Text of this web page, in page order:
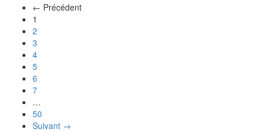
← Précédent
1
2
3
4
5
6
7
…
50
Suivant →